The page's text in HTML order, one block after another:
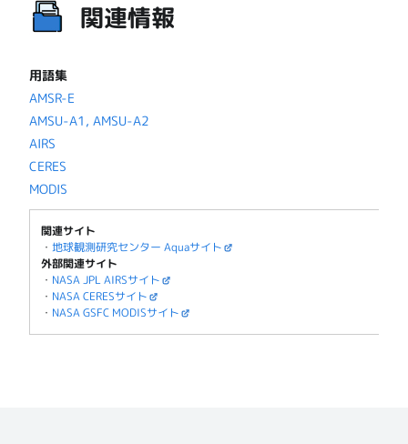
関連情報
用語集
AMSR-E
AMSU-A1, AMSU-A2
AIRS
CERES
MODIS
関連サイト
・ 地球観測研究センター Aquaサイト
外部関連サイト
・ NASA JPL AIRSサイト
・ NASA CERESサイト
・ NASA GSFC MODISサイト